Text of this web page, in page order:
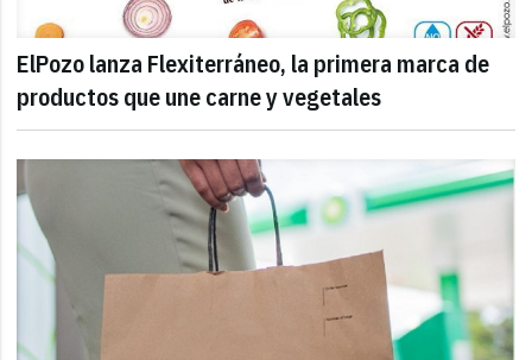
ElPozo lanza Flexiterráneo, la primera marca de
productos que une carne y vegetales